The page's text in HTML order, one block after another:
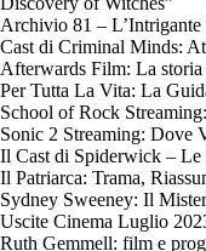
Archivio 81 –
Cast di Criminal Minds:
Afterwards Film: La
Per Tutta La Vita: La
School of Rock
Sonic 2 Streaming: Dove
Il Cast di Spiderwick – Le
Il Patriarca: Trama,
Sydney Sweeney: Il
Uscite Cinema Luglio
Ruth Gemmell: film e